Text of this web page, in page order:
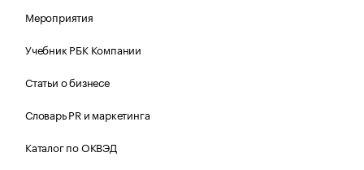
Мероприятия
Учебник РБК Компании
Статьи о бизнесе
Словарь PR и маркетинга
Каталог по ОКВЭД